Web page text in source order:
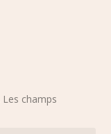
Les champs